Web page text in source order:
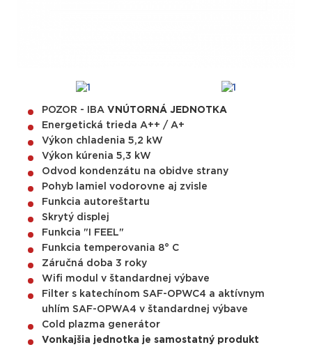
POZOR - IBA VNÚTORNÁ JEDNOTKA
Energetická trieda A++ / A+
Výkon chladenia 5,2 kW
Výkon kúrenia 5,3 kW
Odvod kondenzátu na obidve strany
Pohyb lamiel vodorovne aj zvisle
Funkcia autoreštartu
Skrytý displej
Funkcia "I FEEL"
Funkcia temperovania 8° C
Záručná doba 3 roky
Wifi modul v štandardnej výbave
Filter s katechínom SAF-OPWC4 a aktívnym
uhlím SAF-OPWA4 v štandardnej výbave
Cold plazma generátor
Vonkajšia jednotka je samostatný produkt